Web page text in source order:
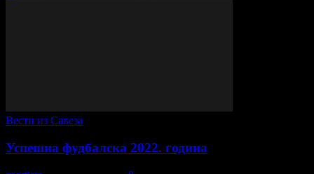
Вести из Савеза
Успешна фудбалска 2022. година